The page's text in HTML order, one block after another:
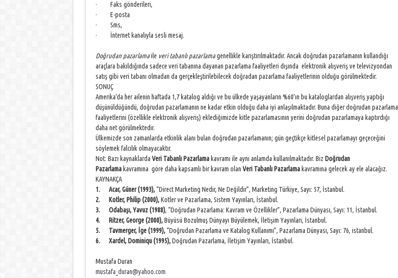
· Faks gönderileri,
· E-posta
· Sms,
· İnternet kanalıyla sesli mesaj.
Doğrudan pazarlamaile veri tabanlı pazarlamagenellikle karıştırılmaktadır. Ancak doğrudan pazarlamanın kullandığı
araçlara bakıldığında sadece veri tabanına dayanan pazarlama faaliyetleri dışında elektronik alışveriş ve televizyondan
satış gibi veri tabanı olmadan da gerçekleştirilebilecek doğradan pazarlama faaliyetlerinin olduğu görülmektedir.
SONUÇ
Amerika’da her ailenin haftada 1,7 katalog aldığı ve bu ülkede yaşayanların %60’ın bu kataloglardan alışveriş yaptığı
düşünüldüğündü, doğrudan pazarlamanın ne kadar etkin olduğu daha iyi anlaşılmaktadır. Buna diğer doğrudan pazarlama
faaliyetlerini (özellikle elektronik alışveriş) eklediğimizde kitle pazarlamasının yerini doğrudan pazarlamaya kaptırdığı
daha net görülmektedir.
Ülkemizde son zamanlarda etkinlik alanı bulan doğrudan pazarlamanın; gün geçtikçe kitlesel pazarlamayı geçeceğini
söylemek falcılık olmayacaktır.
Not: Bazı kaynaklarda Veri Tabanlı Pazarlamakavramı ile aynı anlamda kullanılmaktadır. Biz Doğrudan
Pazarlamakavramına göre daha kapsamlı bir kavram olan Veri Tabanlı Pazarlamakavramına gelecek ay ele alacağız.
KAYNAKÇA
1. Acar, Güner (1993),“Direct Marketing Nedir, Ne Değildir”, Marketing Türkiye, Sayı: 57, İstanbul.
2. Kotler, Philip (2000),Kotler ve Pazarlama, Sistem Yayınları, İstanbul.
3. Odabaşı, Yavuz (1988), “Doğrudan Pazarlama: Kavram ve Özellikler”, Pazarlama Dünyası, Sayı: 11, İstanbul.
4. Ritzer, George (2000),Büyüsü Bozulmuş Dünyayı Büyülemek, İletişim Yayınları, İstanbul.
5. Tavmerger, İge (1999),“Doğrudan Pazarlama ve Katalog Kullanımı”, Pazarlama Dünyası, Sayı: 76, istanbul.
6. Xardel, Dominiqu (1995),Doğrudan Pazarlama, İletişim Yayınları, İstanbul.
Mustafa Duran
mustafa_duran@yahoo.com